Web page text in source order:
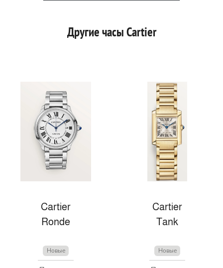
Другие часы Cartier
Cartier
Ronde
Новые
Cartier
Tank
Новые